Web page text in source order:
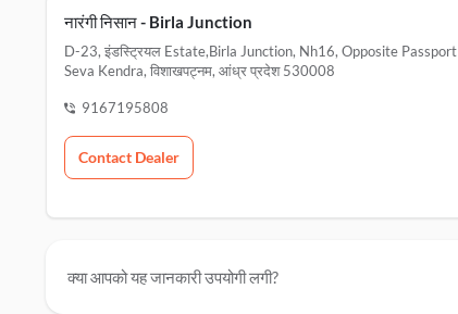
नारंगी निसान - Birla Junction
D-23, इंडस्ट्रियल Estate,birla Junction, Nh16, Opposite Passport
Seva Kendra, विशाखपट्नम, आंध्र प्रदेश 530008
9167195808
Contact Dealer
क्या आपको यह जानकारी उपयोगी लगी?